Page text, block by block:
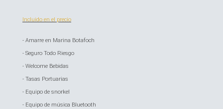
Incluido en el precio
- Amarre en Marina Botafoch
- Seguro Todo Riesgo
- Welcome Bebidas
- Tasas Portuarias
- Equipo de snorkel
- Equipo de música Bluetooth